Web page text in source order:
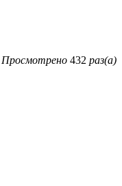
Просмотрено 432 раз(а)